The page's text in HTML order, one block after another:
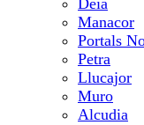
Deia
Manacor
Portals
Petra
Llucajor
Muro
Alcudia